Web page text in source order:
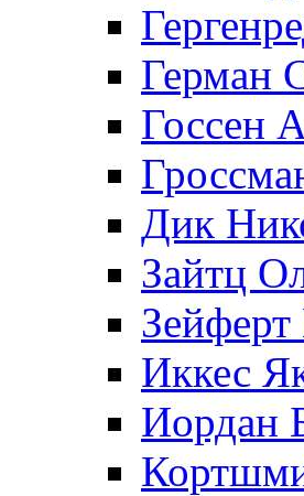
Герман
Госсен
Дик
Зайтц
Зейферт
Иккес
Иордан